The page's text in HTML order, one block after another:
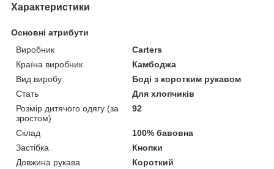
Характеристики
Основні атрибути
Виробник
Carters
Країна виробник
Камбоджа
Вид виробу
Боді з коротким рукавом
Стать
Для хлопчиків
Розмір дитячого одягу (за
зростом)
92
Склад
100% бавовна
Застібка
Кнопки
Довжина рукава
Короткий